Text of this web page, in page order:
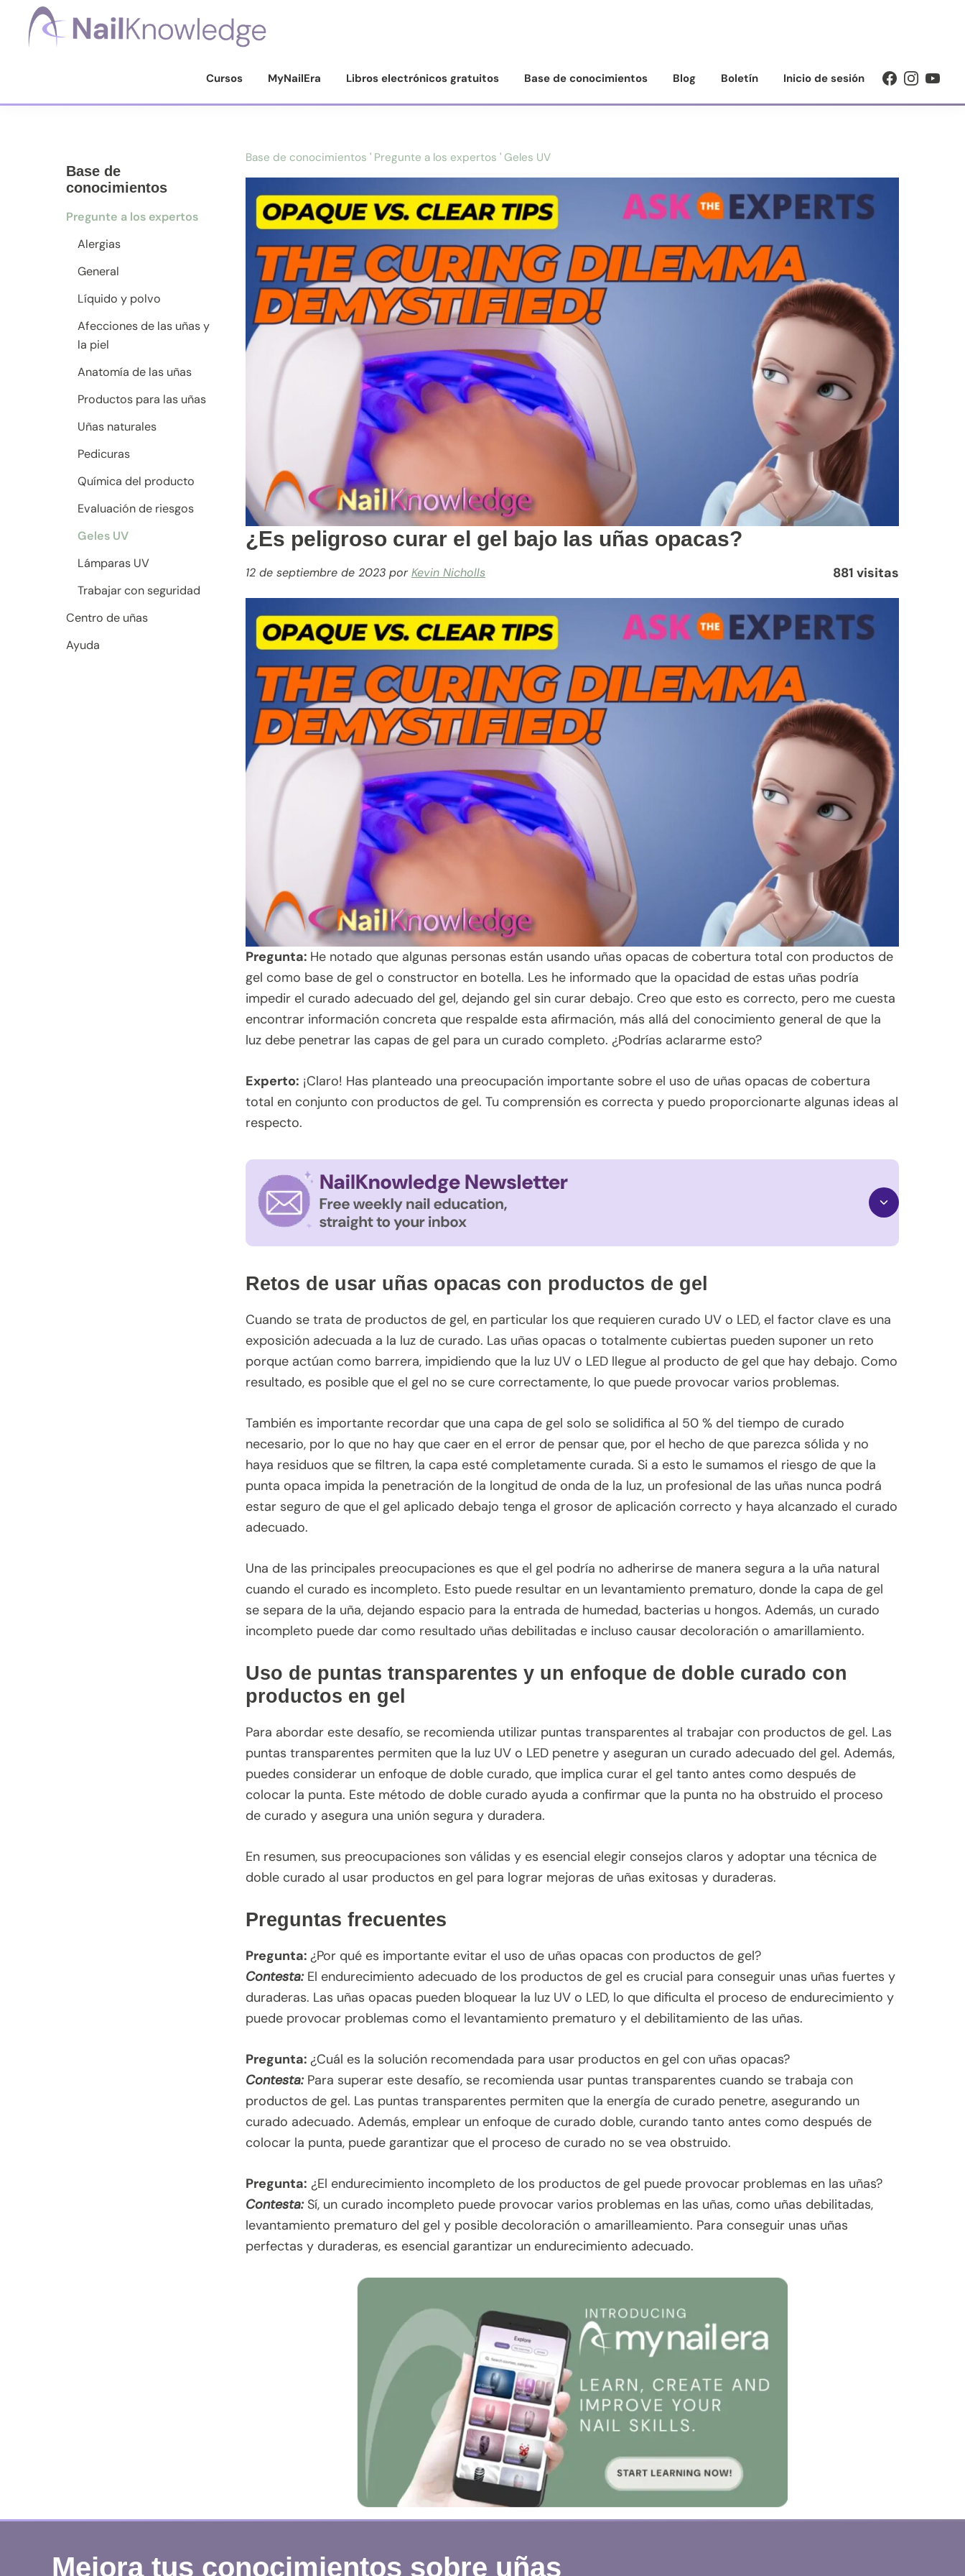
Saltar
Saltar
contenido
Saltar
Cursos MyNailEra Libros electrónicos gratuitos Base de conocimientos Blog Boletín Inicio de sesión
Base de
conocimientos
Pregunte a los expertos
Alergias
General
Líquido y polvo
Afecciones de las uñas y
la piel
Anatomía de las uñas
Productos para las uñas
Uñas naturales
Pedicuras
Química del producto
Evaluación de riesgos
Geles UV
Lámparas UV
Trabajar con seguridad
Centro de uñas
Ayuda
Base de conocimientos ' Pregunte a los expertos ' Geles UV
¿Es peligroso curar el gel bajo las uñas opacas?
12 de septiembre de 2023 porKevin Nicholls 881 visitas
Pregunta: He notado que algunas personas están usando uñas opacas de cobertura total con productos de
gel como base de gel o constructor en botella. Les he informado que la opacidad de estas uñas podría
impedir el curado adecuado del gel, dejando gel sin curar debajo. Creo que esto es correcto, pero me cuesta
encontrar información concreta que respalde esta afirmación, más allá del conocimiento general de que la
luz debe penetrar las capas de gel para un curado completo. ¿Podrías aclararme esto?
Experto: ¡Claro! Has planteado una preocupación importante sobre el uso de uñas opacas de cobertura
total en conjunto con productos de gel. Tu comprensión es correcta y puedo proporcionarte algunas ideas al
respecto.
Retos de usar uñas opacas con productos de gel
Cuando se trata de productos de gel, en particular los que requieren curado UV o LED, el factor clave es una
exposición adecuada a la luz de curado. Las uñas opacas o totalmente cubiertas pueden suponer un reto
porque actúan como barrera, impidiendo que la luz UV o LED llegue al producto de gel que hay debajo. Como
resultado, es posible que el gel no se cure correctamente, lo que puede provocar varios problemas.
También es importante recordar que una capa de gel solo se solidifica al 50 % del tiempo de curado
necesario, por lo que no hay que caer en el error de pensar que, por el hecho de que parezca sólida y no
haya residuos que se filtren, la capa esté completamente curada. Si a esto le sumamos el riesgo de que la
punta opaca impida la penetración de la longitud de onda de la luz, un profesional de las uñas nunca podrá
estar seguro de que el gel aplicado debajo tenga el grosor de aplicación correcto y haya alcanzado el curado
adecuado.
Una de las principales preocupaciones es que el gel podría no adherirse de manera segura a la uña natural
cuando el curado es incompleto. Esto puede resultar en un levantamiento prematuro, donde la capa de gel
se separa de la uña, dejando espacio para la entrada de humedad, bacterias u hongos. Además, un curado
incompleto puede dar como resultado uñas debilitadas e incluso causar decoloración o amarillamiento.
Uso de puntas transparentes y un enfoque de doble curado con
productos en gel
Para abordar este desafío, se recomienda utilizar puntas transparentes al trabajar con productos de gel. Las
puntas transparentes permiten que la luz UV o LED penetre y aseguran un curado adecuado del gel. Además,
puedes considerar un enfoque de doble curado, que implica curar el gel tanto antes como después de
colocar la punta. Este método de doble curado ayuda a confirmar que la punta no ha obstruido el proceso
de curado y asegura una unión segura y duradera.
En resumen, sus preocupaciones son válidas y es esencial elegir consejos claros y adoptar una técnica de
doble curado al usar productos en gel para lograr mejoras de uñas exitosas y duraderas.
Preguntas frecuentes
Pregunta: ¿Por qué es importante evitar el uso de uñas opacas con productos de gel?
Contesta:El endurecimiento adecuado de los productos de gel es crucial para conseguir unas uñas fuertes y
duraderas. Las uñas opacas pueden bloquear la luz UV o LED, lo que dificulta el proceso de endurecimiento y
puede provocar problemas como el levantamiento prematuro y el debilitamiento de las uñas.
Pregunta: ¿Cuál es la solución recomendada para usar productos en gel con uñas opacas?
Contesta:Para superar este desafío, se recomienda usar puntas transparentes cuando se trabaja con
productos de gel. Las puntas transparentes permiten que la energía de curado penetre, asegurando un
curado adecuado. Además, emplear un enfoque de curado doble, curando tanto antes como después de
colocar la punta, puede garantizar que el proceso de curado no se vea obstruido.
Pregunta: ¿El endurecimiento incompleto de los productos de gel puede provocar problemas en las uñas?
Contesta:Sí, un curado incompleto puede provocar varios problemas en las uñas, como uñas debilitadas,
levantamiento prematuro del gel y posible decoloración o amarilleamiento. Para conseguir unas uñas
perfectas y duraderas, es esencial garantizar un endurecimiento adecuado.
Mejora tus conocimientos sobre uñas